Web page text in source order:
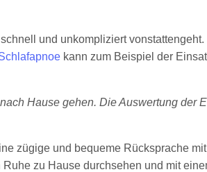
und unkompliziert vonstattengeht.
kann zum Beispiel der
Hause gehen. Die Auswertung der
zügige und bequeme Rücksprache
zu Hause durchsehen und mit